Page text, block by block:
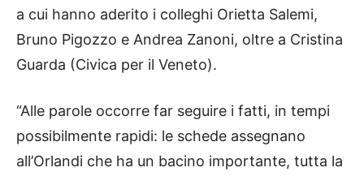
a cui hanno aderito i colleghi Orietta Salemi,
Bruno Pigozzo e Andrea Zanoni, oltre a Cristina
Guarda (Civica per il Veneto).
“Alle parole occorre far seguire i fatti, in tempi
possibilmente rapidi: le schede assegnano
all’Orlandi che ha un bacino importante, tutta la